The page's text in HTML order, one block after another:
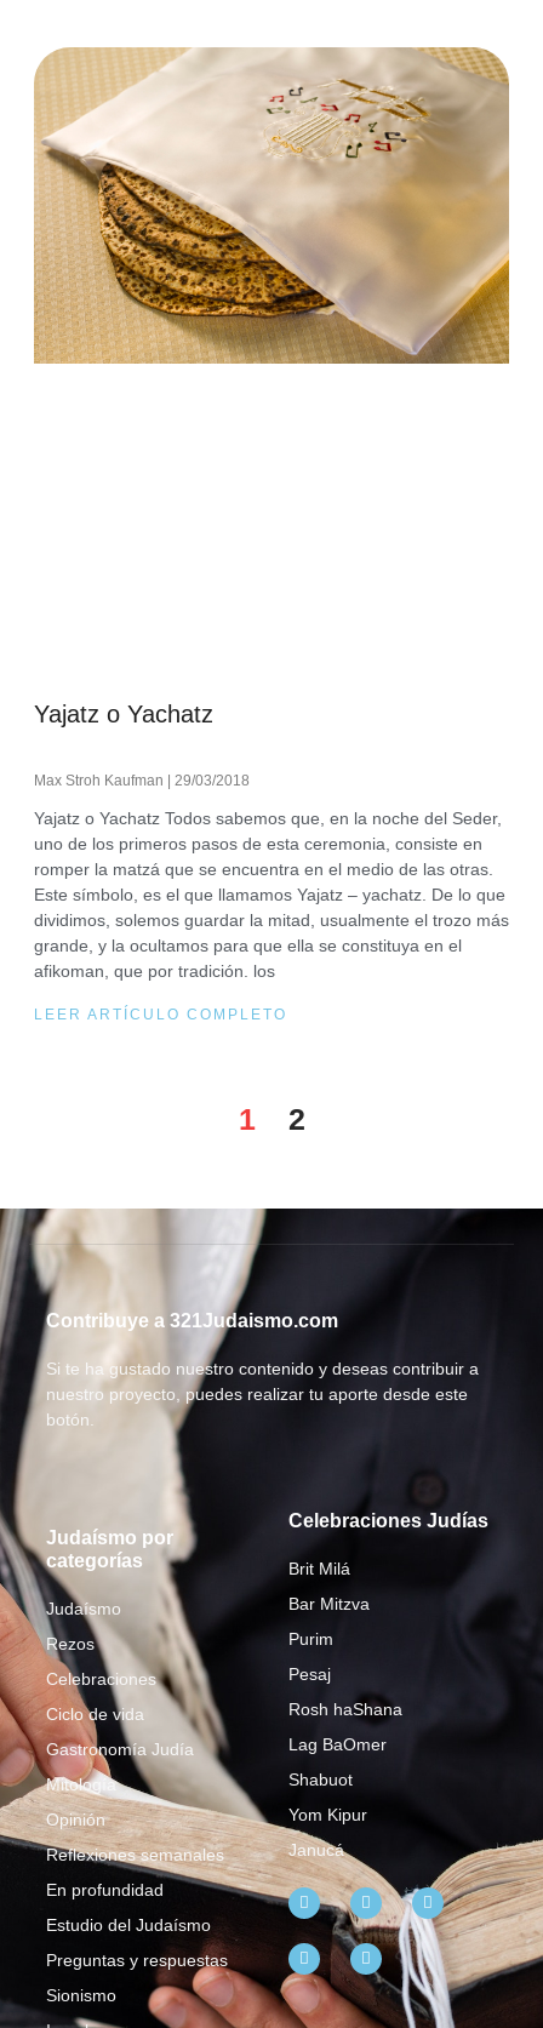
Yajatz o Yachatz
Max Stroh Kaufman 29/03/2018
Yajatz o Yachatz Todos sabemos que, en la noche del Seder,
uno de los primeros pasos de esta ceremonia, consiste en
romper la matzá que se encuentra en el medio de las otras.
Este símbolo, es el que llamamos Yajatz – yachatz. De lo que
dividimos, solemos guardar la mitad, usualmente el trozo más
grande, y la ocultamos para que ella se constituya en el
afikoman, que por tradición. los
LEER ARTÍCULO COMPLETO
1 2
Contribuye a 321Judaismo.com
Si te ha gustado nuestro contenido y deseas contribuir a
nuestro proyecto, puedes realizar tu aporte desde este
botón.
Judaísmo por
categorías
Judaísmo
Rezos
Celebraciones
Ciclo de vida
Gastronomía Judía
Mitología
Opinión
Reflexiones semanales
En profundidad
Estudio del Judaísmo
Preguntas y respuestas
Sionismo
Celebraciones Judías
Brit Milá
Bar Mitzva
Purim
Pesaj
Rosh haShana
Lag BaOmer
Shabuot
Yom Kipur
Janucá